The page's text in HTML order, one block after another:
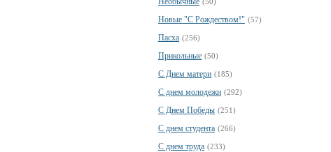
Новые "С Рождеством!" (57)
Пасха (256)
Прикольные (50)
С Днем матери (185)
С днем молодежи (292)
С Днем Победы (251)
С днем студента (266)
С днем труда (233)